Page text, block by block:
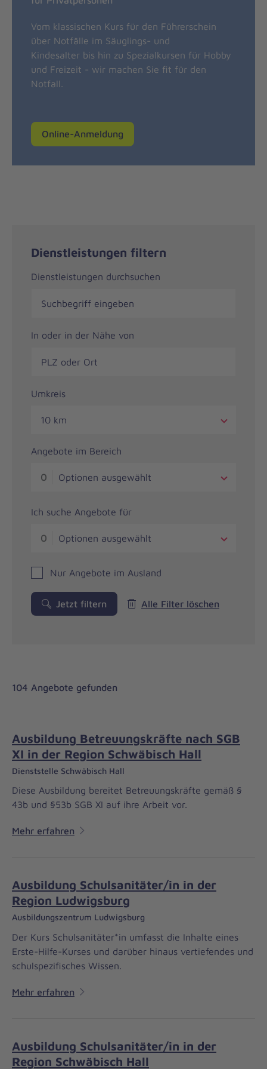
Vom klassischen Kurs für den Führerschein
über Notfälle im Säuglings- und
Kindesalter bis hin zu Spezialkursen für Hobby
und Freizeit - wir machen Sie fit für den
Notfall.
Online-Anmeldung
Dienstleistungen filtern
Dienstleistungen durchsuchen
In oder in der Nähe von
Umkreis
10 km
Angebote im Bereich
0 Optionen ausgewählt
Ich suche Angebote für
0 Optionen ausgewählt
Nur Angebote im Ausland
Jetzt filtern Alle Filter löschen
104 Angebote gefunden
Ausbildung Betreuungskräfte nach SGB
XI in der Region Schwäbisch Hall
Dienststelle Schwäbisch Hall
Diese Ausbildung bereitet Betreuungskräfte gemäß §
43b und §53b SGB XI auf ihre Arbeit vor.
Mehr erfahren
Ausbildung Schulsanitäter/in in der
Region Ludwigsburg
Ausbildungszentrum Ludwigsburg
Der Kurs Schulsanitäter*in umfasst die Inhalte eines
Erste-Hilfe-Kurses und darüber hinaus vertiefendes und
schulspezifisches Wissen.
Mehr erfahren
Ausbildung Schulsanitäter/in in der
Region Schwäbisch Hall